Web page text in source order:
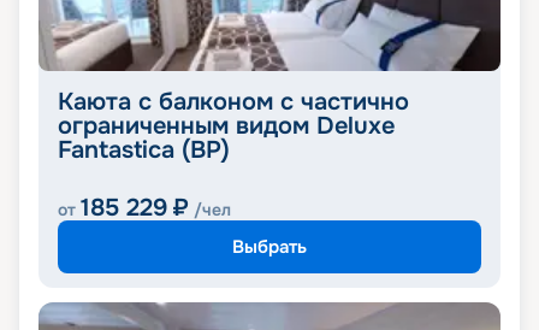
Каюта с балконом с частично
ограниченным видом Deluxe
Fantastica (BP)
от 185 229 ₽ /чел
Выбрать